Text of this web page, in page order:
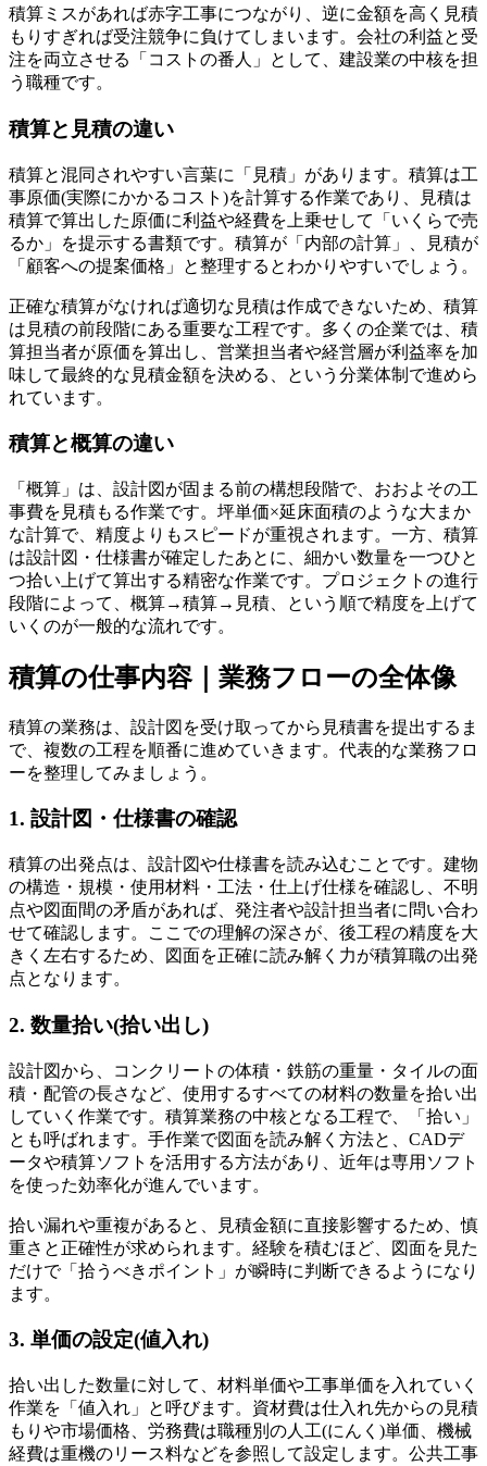
積算ミスがあれば赤字工事につながり、逆に金額を高く見積
もりすぎれば受注競争に負けてしまいます。会社の利益と受
注を両立させる「コストの番人」として、建設業の中核を担
う職種です。
積算と見積の違い
積算と混同されやすい言葉に「見積」があります。積算は工
事原価(実際にかかるコスト)を計算する作業であり、見積は
積算で算出した原価に利益や経費を上乗せして「いくらで売
るか」を提示する書類です。積算が「内部の計算」、見積が
「顧客への提案価格」と整理するとわかりやすいでしょう。
正確な積算がなければ適切な見積は作成できないため、積算
は見積の前段階にある重要な工程です。多くの企業では、積
算担当者が原価を算出し、営業担当者や経営層が利益率を加
味して最終的な見積金額を決める、という分業体制で進めら
れています。
積算と概算の違い
「概算」は、設計図が固まる前の構想段階で、おおよその工
事費を見積もる作業です。坪単価×延床面積のような大まか
な計算で、精度よりもスピードが重視されます。一方、積算
は設計図・仕様書が確定したあとに、細かい数量を一つひと
つ拾い上げて算出する精密な作業です。プロジェクトの進行
段階によって、概算→積算→見積、という順で精度を上げて
いくのが一般的な流れです。
積算の仕事内容｜業務フローの全体像
積算の業務は、設計図を受け取ってから見積書を提出するま
で、複数の工程を順番に進めていきます。代表的な業務フロ
ーを整理してみましょう。
1. 設計図・仕様書の確認
積算の出発点は、設計図や仕様書を読み込むことです。建物
の構造・規模・使用材料・工法・仕上げ仕様を確認し、不明
点や図面間の矛盾があれば、発注者や設計担当者に問い合わ
せて確認します。ここでの理解の深さが、後工程の精度を大
きく左右するため、図面を正確に読み解く力が積算職の出発
点となります。
2. 数量拾い(拾い出し)
設計図から、コンクリートの体積・鉄筋の重量・タイルの面
積・配管の長さなど、使用するすべての材料の数量を拾い出
していく作業です。積算業務の中核となる工程で、「拾い」
とも呼ばれます。手作業で図面を読み解く方法と、CADデ
ータや積算ソフトを活用する方法があり、近年は専用ソフト
を使った効率化が進んでいます。
拾い漏れや重複があると、見積金額に直接影響するため、慎
重さと正確性が求められます。経験を積むほど、図面を見た
だけで「拾うべきポイント」が瞬時に判断できるようになり
ます。
3. 単価の設定(値入れ)
拾い出した数量に対して、材料単価や工事単価を入れていく
作業を「値入れ」と呼びます。資材費は仕入れ先からの見積
もりや市場価格、労務費は職種別の人工(にんく)単価、機械
経費は重機のリース料などを参照して設定します。公共工事